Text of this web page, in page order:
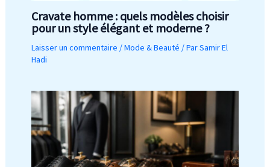
Cravate homme : quels modèles choisir
pour un style élégant et moderne ?
Laisser un commentaire /Mode & Beauté / ParSamir El
Hadi